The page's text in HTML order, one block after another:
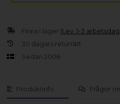
Produktinfo Frågor
Finns i lager (Lev. 1-3
30 dagars returrätt
Sedan 2006